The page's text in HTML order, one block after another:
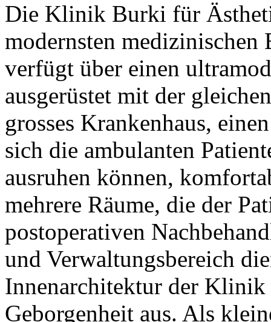
Die Klinik Burki für
modernsten medizinischen
verfügt über einen
ausgerüstet mit der
grosses Krankenhaus,
sich die ambulanten
ausruhen können,
mehrere Räume, die der
postoperativen
und Verwaltungsbereich
Innenarchitektur der
Geborgenheit aus. Als